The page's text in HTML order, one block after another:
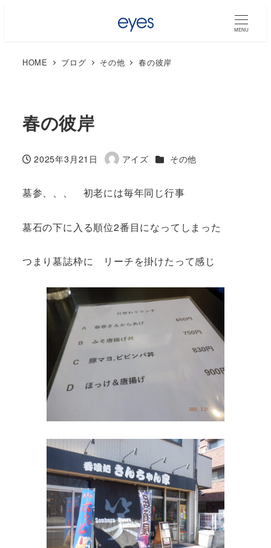
MENU
HOME ブログ その他 春の彼岸
春の彼岸
投稿日
2025年3月21日
著
アイズ カテゴリー
その他
墓参、、、 初老には毎年同じ行事
墓石の下に入る順位2番目になってしまった
つまり墓誌枠に リーチを掛けたって感じ